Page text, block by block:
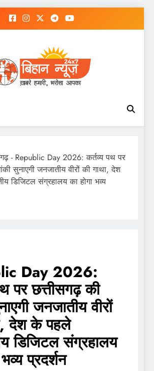
- Republic Day 2026: कर्तव्य पथ पर
सुनाएगी जनजातीय वीरों की गाथा, देश
डिजिटल संग्रहालय का होगा भव्य
Day 2026:
पर छत्तीसगढ़ की
जनजातीय वीरों
देश के पहले
डिजिटल संग्रहालय
प्रदर्शन